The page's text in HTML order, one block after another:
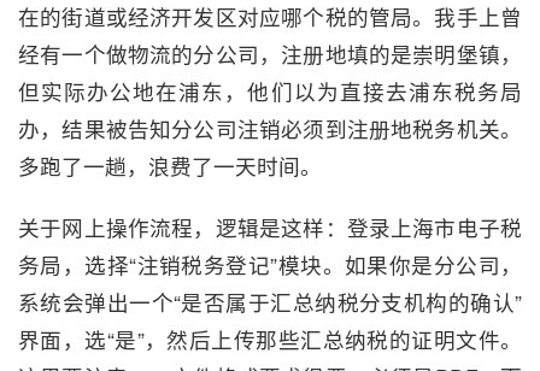
在的街道或经济开发区对应哪个税的管局。我手上曾
经有一个做物流的分公司，注册地填的是崇明堡镇，
但实际办公地在浦东，他们以为直接去浦东税务局
办，结果被告知分公司注销必须到注册地税务机关。
多跑了一趟，浪费了一天时间。
关于网上操作流程，逻辑是这样：登录上海市电子税
务局，选择“注销税务登记”模块。如果你是分公司，
系统会弹出一个“是否属于汇总纳税分支机构的确认”
界面，选“是”，然后上传那些汇总纳税的证明文件。